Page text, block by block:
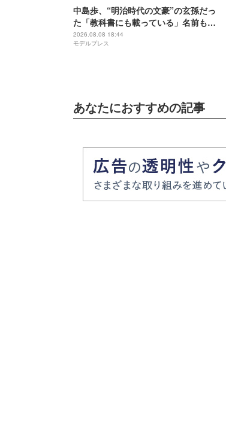
中島歩、“明治時代の文豪”の玄孫だっ
た「教科書にも載っている」名前も先
祖に由来
2026.08.08 18:44
モデルプレス
あなたにおすすめの記事